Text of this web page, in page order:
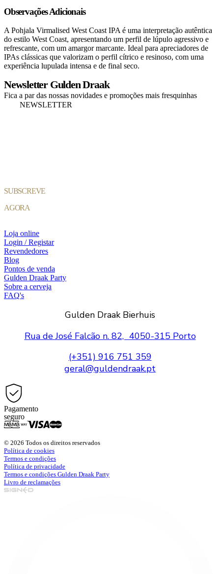
Observações Adicionais
A Pohjala Virmalised West Coast IPA é uma interpretação autêntica
do estilo West Coast, apresentando um perfil de lúpulo agressivo e
refrescante, com um amargor marcante. Ideal para apreciadores de
IPAs clássicas que valorizam o perfil cítrico e resinoso, com uma
experiência lupulada intensa e de final seco.
Newsletter Gulden Draak
Fica a par das nossas novidades e promoções mais fresquinhas
NEWSLETTER
SUBSCREVE
AGORA
Loja online
Login / Registar
Revendedores
Blog
Pontos de venda
Gulden Draak Party
Sobre a cerveja
FAQ's
Gulden Draak Bierhuis
Rua de José Falcão n. 82, 4050-315 Porto
(+351) 916 751 359
geral@guldendraak.pt
Pagamento
seguro
© 2026 Todos os direitos reservados
Política de cookies
Termos e condições
Política de privacidade
Termos e condições Gulden Draak Party
Livro de reclamações